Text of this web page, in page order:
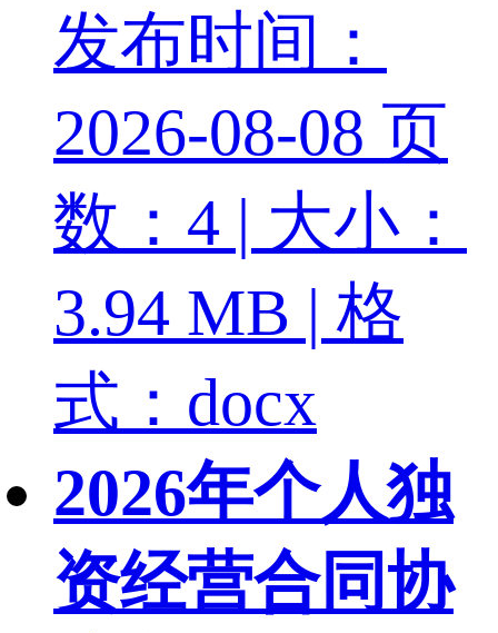
发布时间：
2026-08-08 页
数：4 | 大小：
3.94 MB | 格
式：docx
2026年个人独
资经营合同协